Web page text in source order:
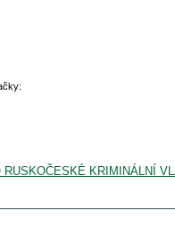
KRIMINÁLNÍ